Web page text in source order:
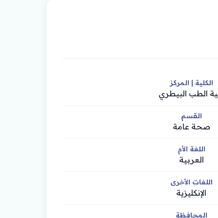
الكلية | المركز
الطب البيطري
القسم
صحة عامة
اللغة الأم
العربية
اللغات الأخرى
الإنكليزية
المحافظة